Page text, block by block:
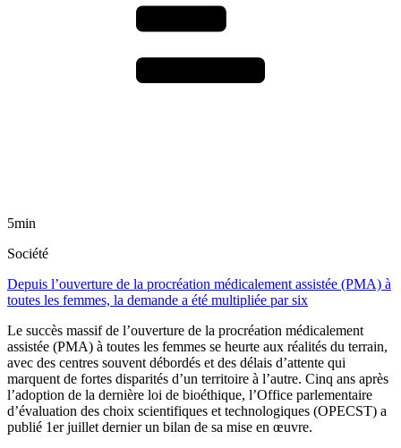
5min
Société
Depuis l’ouverture de la procréation médicalement assistée (PMA) à
toutes les femmes, la demande a été multipliée par six
Le succès massif de l’ouverture de la procréation médicalement
assistée (PMA) à toutes les femmes se heurte aux réalités du terrain,
avec des centres souvent débordés et des délais d’attente qui
marquent de fortes disparités d’un territoire à l’autre. Cinq ans après
l’adoption de la dernière loi de bioéthique, l’Office parlementaire
d’évaluation des choix scientifiques et technologiques (OPECST) a
publié 1er juillet dernier un bilan de sa mise en œuvre.